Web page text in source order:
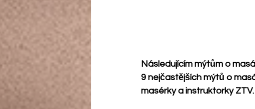
Následujícím mýtům o
9 nejčastějších mýtů o
masérky a instruktorky ZTV.